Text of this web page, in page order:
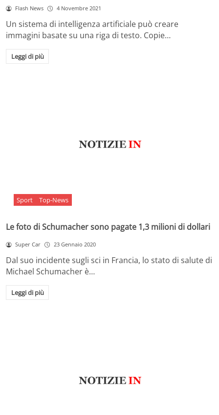
Flash News 4 Novembre 2021
Un sistema di intelligenza artificiale può creare
immagini basate su una riga di testo. Copie…
Leggi di più
Sport Top-News
Le foto di Schumacher sono pagate 1,3 milioni di dollari
Super Car 23 Gennaio 2020
Dal suo incidente sugli sci in Francia, lo stato di salute di
Michael Schumacher è…
Leggi di più